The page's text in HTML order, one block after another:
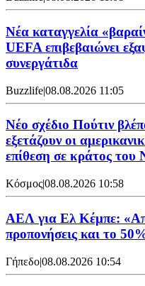
Νέα καταγγελία
UEFA επιβεβαιώνει
συνεργάτιδα
Buzzlife|08.08.2026 11:05
Νέο σχέδιο Πούτιν
εξετάζουν οι
επίθεση σε κράτος
Κόσμος|08.08.2026 10:58
ΑΕΛ για Ελ Κέμπε:
προπονήσεις και το
Γήπεδο|08.08.2026 10:54